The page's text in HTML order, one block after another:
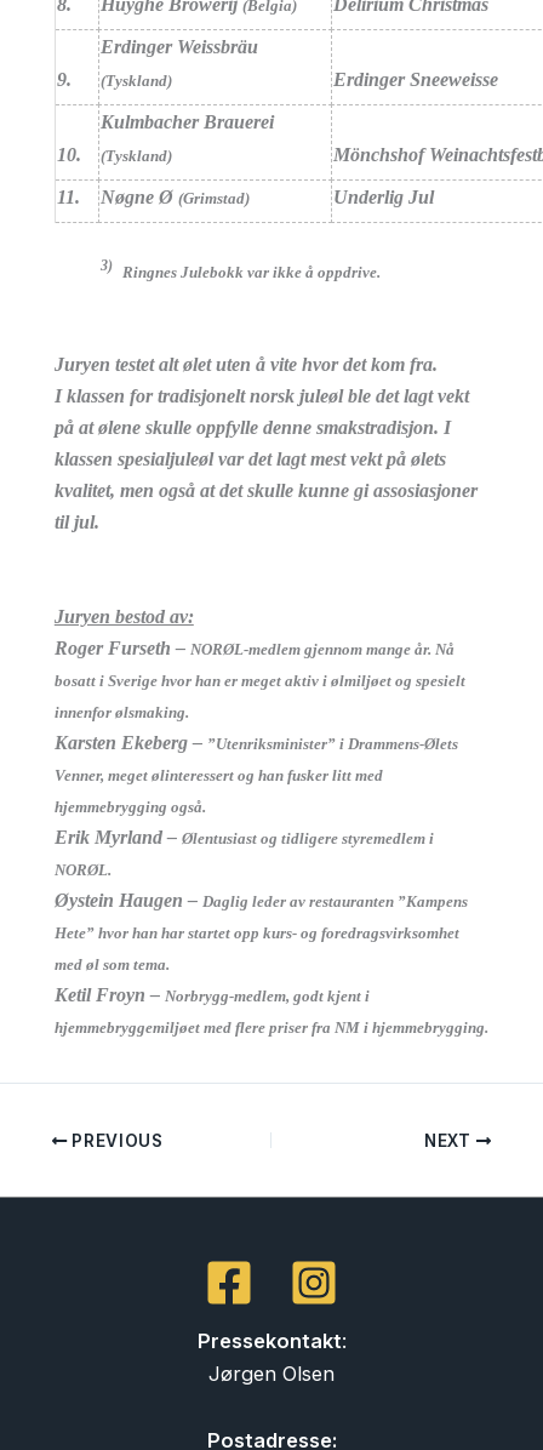
8. Huyghe Browerij (Belgia) Delirium Christmas
9.
Erdinger Weissbräu
(Tyskland) Erdinger Sneeweisse
10.
Kulmbacher Brauerei
(Tyskland) Mönchshof
11. Nøgne Ø (Grimstad) Underlig Jul
3) Ringnes Julebokk var ikke å oppdrive.
Juryen testet alt ølet uten å vite hvor det kom fra.
I klassen for tradisjonelt norsk juleøl ble det lagt vekt
på at ølene skulle oppfylle denne smakstradisjon. I
klassen spesialjuleøl var det lagt mest vekt på ølets
kvalitet, men også at det skulle kunne gi assosiasjoner
til jul.
Juryen bestod av:
Roger Furseth – NORØL-medlem gjennom mange år. Nå
bosatt i Sverige hvor han er meget aktiv i ølmiljøet og spesielt
innenfor ølsmaking.
Karsten Ekeberg – ”Utenriksminister” i Drammens-Ølets
Venner, meget ølinteressert og han fusker litt med
hjemmebrygging også.
Erik Myrland – Ølentusiast og tidligere styremedlem i
NORØL.
Øystein Haugen – Daglig leder av restauranten ”Kampens
Hete” hvor han har startet opp kurs- og foredragsvirksomhet
med øl som tema.
Ketil Froyn – Norbrygg-medlem, godt kjent i
hjemmebryggemiljøet med flere priser fra NM i hjemmebrygging.
PREVIOUS NEXT
Pressekontakt:
Jørgen Olsen
Postadresse: